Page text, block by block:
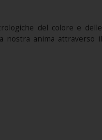
del colore e delle
nostra anima attraverso il